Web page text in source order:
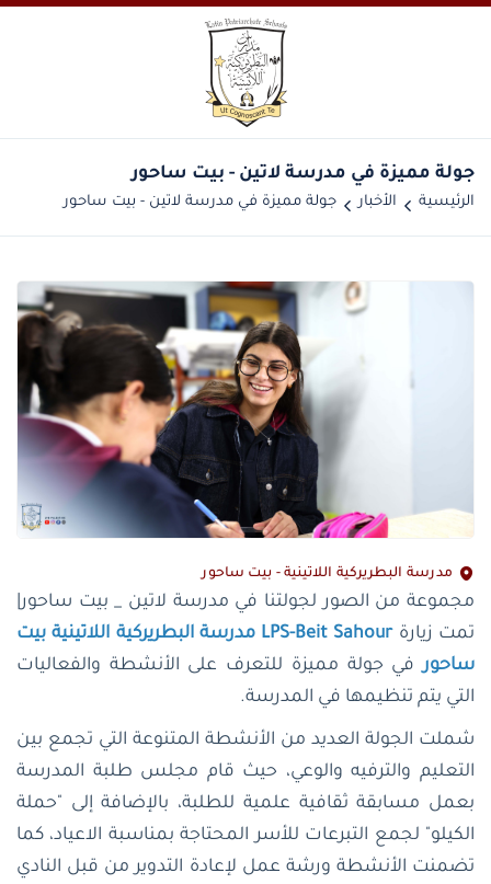
الرئيسية الأخبار
مدرسة البطريركية اللاتينية - بيت ساحور
مجموعة من الصور لجولتنا في مدرسة لاتين _ بيت ساحور|
تمت زيارة
LPS-Beit Sahour مدرسة البطريركية اللاتينية بيت
ساحورفي جولة مميزة للتعرف على الأنشطة والفعاليات
التي يتم تنظيمها في المدرسة.
شملت الجولة العديد من الأنشطة المتنوعة التي تجمع بين
التعليم والترفيه والوعي، حيث قام مجلس طلبة المدرسة
بعمل مسابقة ثقافية علمية للطلبة، بالإضافة إلى "حملة
الكيلو" لجمع التبرعات للأسر المحتاجة بمناسبة الاعياد، كما
تضمنت الأنشطة ورشة عمل لإعادة التدوير من قبل النادي